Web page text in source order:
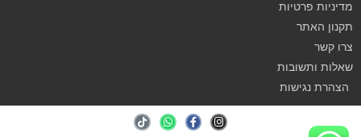
מדיניות פרטיות
תקנון האתר
צרו קשר
שאלות ותשובות
הצהרת נגישות
I
n
F
a
W
h
T
i